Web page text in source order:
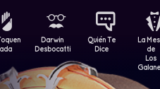
Darwin
Desbocatti
Quién Te
Dice
La
de
Los